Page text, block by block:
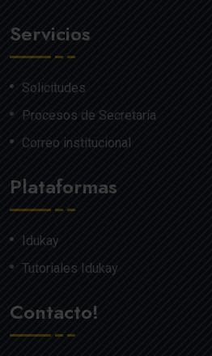
Servicios
Solicitudes
Procesos de Secretaría
Correo institucional
Plataformas
Idukay
Tutoriales Idukay
Contacto!